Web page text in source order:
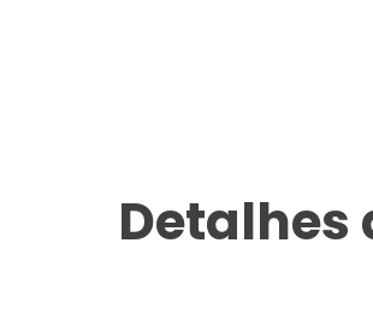
Detalhes